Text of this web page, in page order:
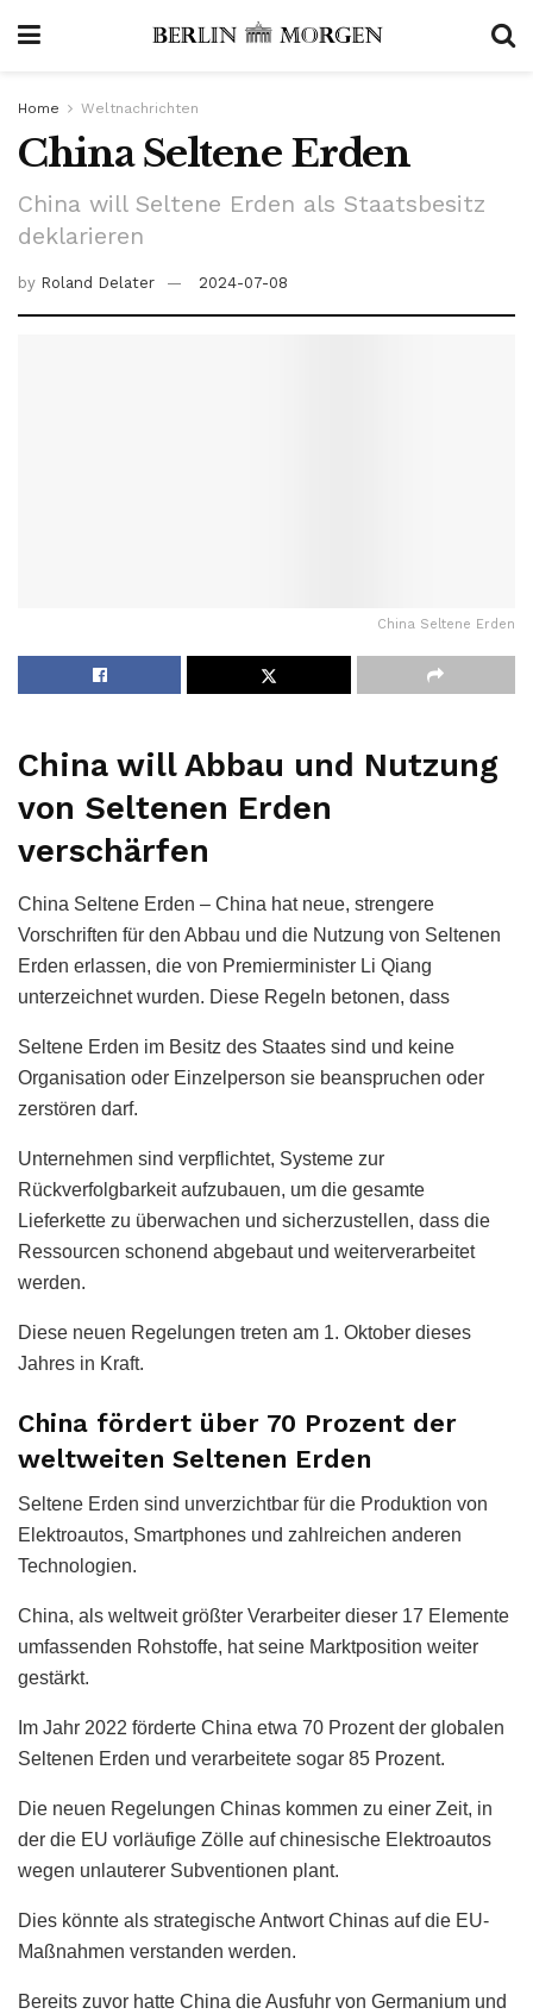
Home Weltnachrichten
China Seltene Erden
China will Seltene Erden als Staatsbesitz
deklarieren
by Roland Delater 2024-07-08
China Seltene Erden
China will Abbau und Nutzung
von Seltenen Erden
verschärfen
China Seltene Erden – China hat neue, strengere
Vorschriften für den Abbau und die Nutzung von Seltenen
Erden erlassen, die von Premierminister Li Qiang
unterzeichnet wurden. Diese Regeln betonen, dass
Seltene Erden im Besitz des Staates sind und keine
Organisation oder Einzelperson sie beanspruchen oder
zerstören darf.
Unternehmen sind verpflichtet, Systeme zur
Rückverfolgbarkeit aufzubauen, um die gesamte
Lieferkette zu überwachen und sicherzustellen, dass die
Ressourcen schonend abgebaut und weiterverarbeitet
werden.
Diese neuen Regelungen treten am 1. Oktober dieses
Jahres in Kraft.
China fördert über 70 Prozent der
weltweiten Seltenen Erden
Seltene Erden sind unverzichtbar für die Produktion von
Elektroautos, Smartphones und zahlreichen anderen
Technologien.
China, als weltweit größter Verarbeiter dieser 17 Elemente
umfassenden Rohstoffe, hat seine Marktposition weiter
gestärkt.
Im Jahr 2022 förderte China etwa 70 Prozent der globalen
Seltenen Erden und verarbeitete sogar 85 Prozent.
Die neuen Regelungen Chinas kommen zu einer Zeit, in
der die EU vorläufige Zölle auf chinesische Elektroautos
wegen unlauterer Subventionen plant.
Dies könnte als strategische Antwort Chinas auf die EU-
Maßnahmen verstanden werden.
Bereits zuvor hatte China die Ausfuhr von Germanium und